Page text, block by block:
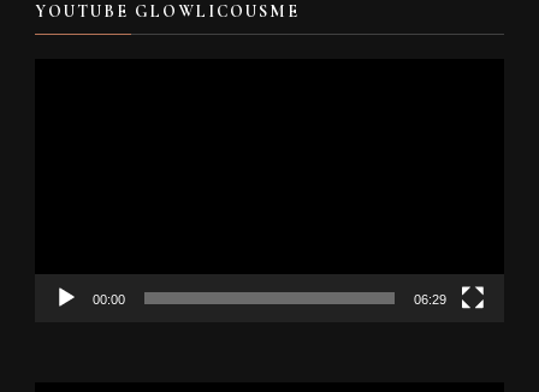
YOUTUBE GLOWLICOUSME
00:00 06:29